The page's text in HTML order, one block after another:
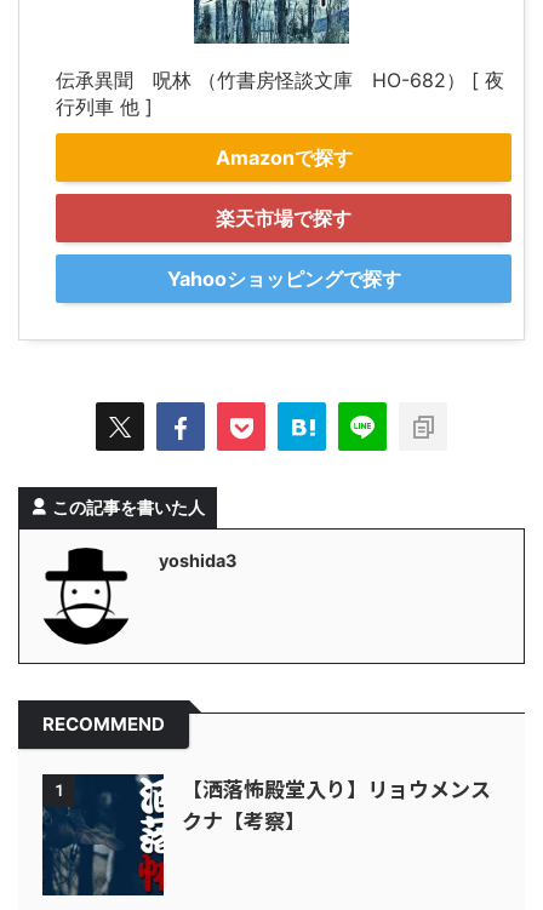
伝承異聞 呪林 （竹書房怪談文庫 HO-682） [ 夜
行列車 他 ]
Amazonで探す
楽天市場で探す
Yahooショッピングで探す
この記事を書いた人
yoshida3
RECOMMEND
1
【洒落怖殿堂入り】リョウメンス
クナ【考察】